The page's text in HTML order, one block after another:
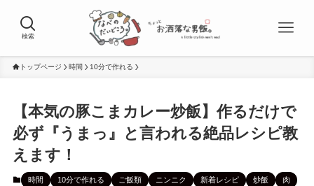
検索
トップページ 時間 10分で作れる
【本気の豚こまカレー炒飯】作るだけで
必ず『うまっ』と言われる絶品レシピ教
えます！
時間 10分で作れる ご飯類 ニンニク 新着レシピ 炒飯
肉